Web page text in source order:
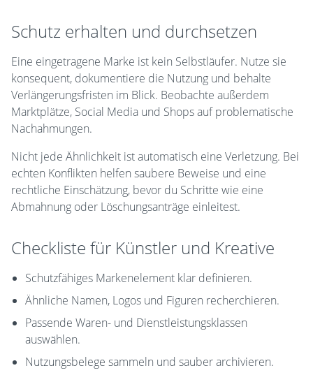
Schutz erhalten und durchsetzen
Eine eingetragene Marke ist kein Selbstläufer. Nutze sie
konsequent, dokumentiere die Nutzung und behalte
Verlängerungsfristen im Blick. Beobachte außerdem
Marktplätze, Social Media und Shops auf problematische
Nachahmungen.
Nicht jede Ähnlichkeit ist automatisch eine Verletzung. Bei
echten Konflikten helfen saubere Beweise und eine
rechtliche Einschätzung, bevor du Schritte wie eine
Abmahnung oder Löschungsanträge einleitest.
Checkliste für Künstler und Kreative
Schutzfähiges Markenelement klar definieren.
Ähnliche Namen, Logos und Figuren recherchieren.
Passende Waren- und Dienstleistungsklassen
auswählen.
Nutzungsbelege sammeln und sauber archivieren.